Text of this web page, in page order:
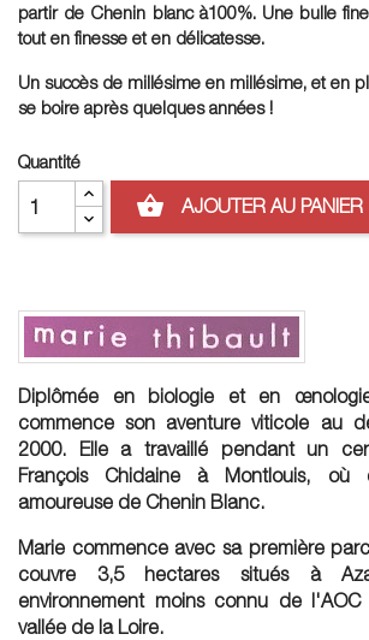
partir de Chenin blanc à100%. Une bulle
tout en finesse et en délicatesse.
Un succès de millésime en millésime, et en
se boire après quelques années !
Quantité
shopping_basket AJOUTER AU PANIER
Diplômée en biologie et en
commence son aventure viticole au
2000. Elle a travaillé pendant un
François Chidaine à Montlouis, où
amoureuse de Chenin Blanc.
Marie commence avec sa première
couvre 3,5 hectares situés à
environnement moins connu de
vallée de la Loire.